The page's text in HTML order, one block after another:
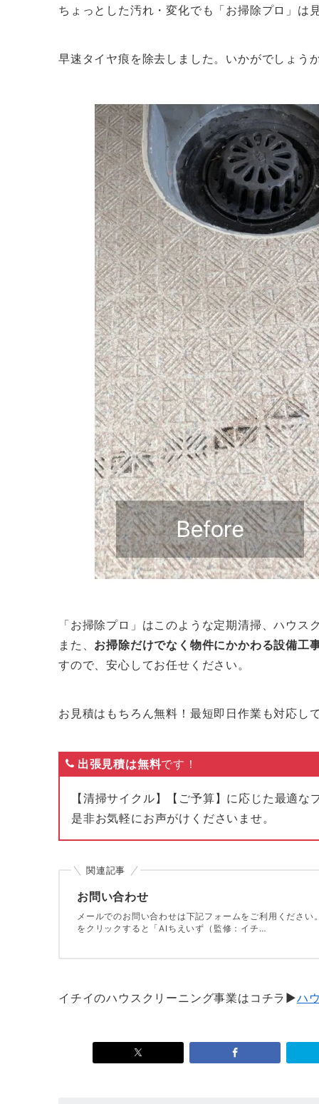
ちょっとした汚れ・変化でも「お掃除プロ」は
早速タイヤ痕を除去しました。いかがでしょう
「お掃除プロ」はこのような定期清掃、ハウス
また、 お掃除だけでなく物件にかかわる設備工
すので、安心してお任せください。
お見積はもちろん無料！最短即日作業も対応して
出張見積は無料です！
【清掃サイクル】【ご予算】に応じた最適な
是非お気軽にお声がけくださいませ。
関連記事
お問い合わせ
メールでのお問い合わせは下記フォームをご利用くださ
をクリックすると「AIちえいず（監修：イチ…
イチイのハウスクリーニング事業はコチラ▶ハ